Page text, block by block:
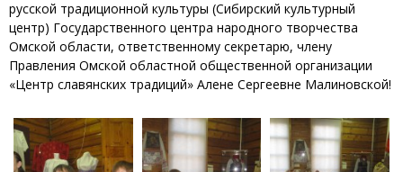
русской традиционной культуры (Сибирский культурный
центр) Государственного центра народного творчества
Омской области, ответственному секретарю, члену
Правления Омской областной общественной организации
«Центр славянских традиций» Алене Сергеевне Малиновской!